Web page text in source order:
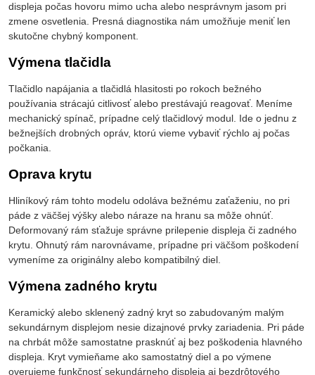
displeja počas hovoru mimo ucha alebo nesprávnym jasom pri
zmene osvetlenia. Presná diagnostika nám umožňuje meniť len
skutočne chybný komponent.
Výmena tlačidla
Tlačidlo napájania a tlačidlá hlasitosti po rokoch bežného
používania strácajú citlivosť alebo prestávajú reagovať. Meníme
mechanický spínač, prípadne celý tlačidlový modul. Ide o jednu z
bežnejších drobných opráv, ktorú vieme vybaviť rýchlo aj počas
počkania.
Oprava krytu
Hliníkový rám tohto modelu odoláva bežnému zaťaženiu, no pri
páde z väčšej výšky alebo náraze na hranu sa môže ohnúť.
Deformovaný rám sťažuje správne prilepenie displeja či zadného
krytu. Ohnutý rám narovnávame, prípadne pri väčšom poškodení
vymeníme za originálny alebo kompatibilný diel.
Výmena zadného krytu
Keramický alebo sklenený zadný kryt so zabudovaným malým
sekundárnym displejom nesie dizajnové prvky zariadenia. Pri páde
na chrbát môže samostatne prasknúť aj bez poškodenia hlavného
displeja. Kryt vymieňame ako samostatný diel a po výmene
overujeme funkčnosť sekundárneho displeja aj bezdrôtového